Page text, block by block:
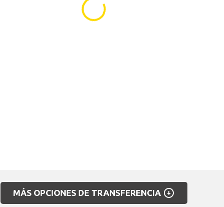
MÁS OPCIONES DE TRANSFERENCIA arrow_circle_down